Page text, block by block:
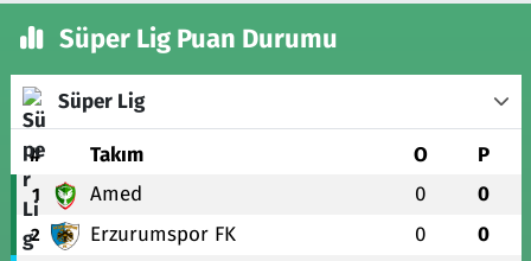
Süper Lig Puan Durumu
Süper Lig
# Takım O P
1 Amed 0 0
2 Erzurumspor FK 0 0